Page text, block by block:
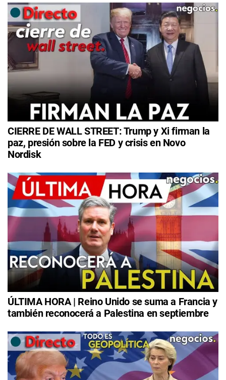
CIERRE DE WALL STREET: Trump y Xi firman la
paz, presión sobre la FED y crisis en Novo
Nordisk
ÚLTIMA HORA | Reino Unido se suma a Francia y
también reconocerá a Palestina en septiembre